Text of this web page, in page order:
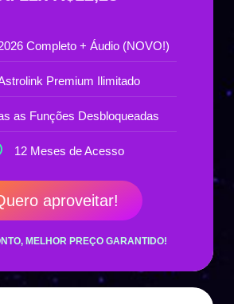
Completo + Áudio (NOVO!)
Premium Ilimitado
as Funções Desbloqueadas
12 Meses de Acesso
aproveitar!
MELHOR PREÇO GARANTIDO!